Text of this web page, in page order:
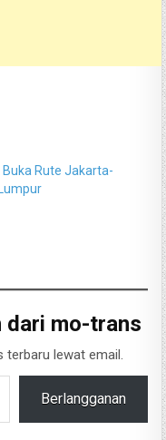
Buka Rute Jakarta-
dari mo-trans
terbaru lewat email.
Berlangganan